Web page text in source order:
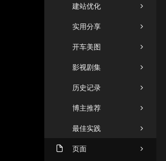
建站优化
实用分享
开车美图
影视剧集
历史记录
博主推荐
最佳实践
页面